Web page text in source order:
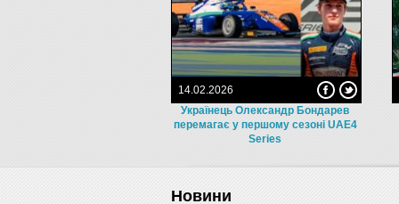
Українець Олександр Бондарев
перемагає у першому сезоні UAE4
Series
14.02.2026
Новини